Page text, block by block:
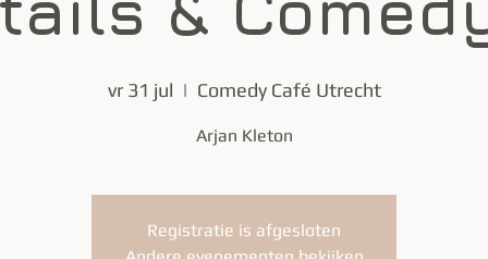
vr 31 jul
  |
Comedy Café Utrecht
Arjan Kleton
Registratie is afgesloten